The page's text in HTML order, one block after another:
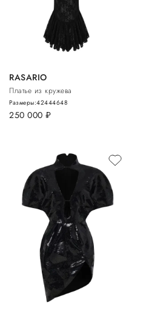
RASARIO
Платье из кружева
250 000 руб.
Размеры:42444648